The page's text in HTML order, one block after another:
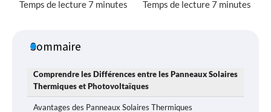
Sommaire
Comprendre les Différences entre les Panneaux Solaires
Thermiques et Photovoltaïques
Avantages des Panneaux Solaires Thermiques